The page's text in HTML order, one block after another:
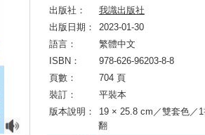
出版社：
我識出版社
出版日期：
2023-01-30
語言：
繁體中文
ISBN：
978-626-96203-8-8
頁數：
704 頁
裝訂：
平裝本
版本說明：
19 × 25.8 cm／雙套色／
翻